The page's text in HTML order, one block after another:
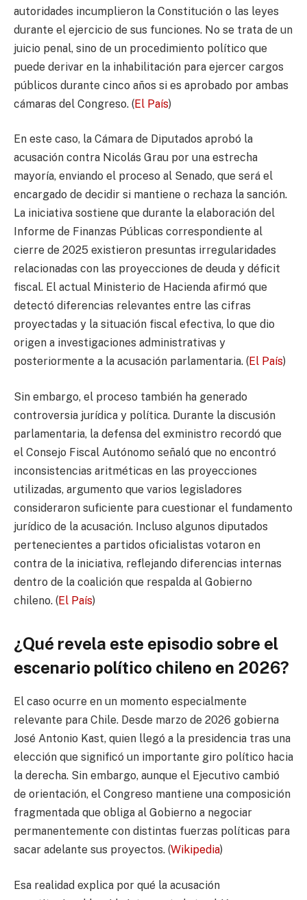
autoridades incumplieron la Constitución o las leyes
durante el ejercicio de sus funciones. No se trata de un
juicio penal, sino de un procedimiento político que
puede derivar en la inhabilitación para ejercer cargos
públicos durante cinco años si es aprobado por ambas
cámaras del Congreso. (El País)
En este caso, la Cámara de Diputados aprobó la
acusación contra Nicolás Grau por una estrecha
mayoría, enviando el proceso al Senado, que será el
encargado de decidir si mantiene o rechaza la sanción.
La iniciativa sostiene que durante la elaboración del
Informe de Finanzas Públicas correspondiente al
cierre de 2025 existieron presuntas irregularidades
relacionadas con las proyecciones de deuda y déficit
fiscal. El actual Ministerio de Hacienda afirmó que
detectó diferencias relevantes entre las cifras
proyectadas y la situación fiscal efectiva, lo que dio
origen a investigaciones administrativas y
posteriormente a la acusación parlamentaria. (El País)
Sin embargo, el proceso también ha generado
controversia jurídica y política. Durante la discusión
parlamentaria, la defensa del exministro recordó que
el Consejo Fiscal Autónomo señaló que no encontró
inconsistencias aritméticas en las proyecciones
utilizadas, argumento que varios legisladores
consideraron suficiente para cuestionar el fundamento
jurídico de la acusación. Incluso algunos diputados
pertenecientes a partidos oficialistas votaron en
contra de la iniciativa, reflejando diferencias internas
dentro de la coalición que respalda al Gobierno
chileno. (El País)
¿Qué revela este episodio sobre el
escenario político chileno en 2026?
El caso ocurre en un momento especialmente
relevante para Chile. Desde marzo de 2026 gobierna
José Antonio Kast, quien llegó a la presidencia tras una
elección que significó un importante giro político hacia
la derecha. Sin embargo, aunque el Ejecutivo cambió
de orientación, el Congreso mantiene una composición
fragmentada que obliga al Gobierno a negociar
permanentemente con distintas fuerzas políticas para
sacar adelante sus proyectos. (Wikipedia)
Esa realidad explica por qué la acusación